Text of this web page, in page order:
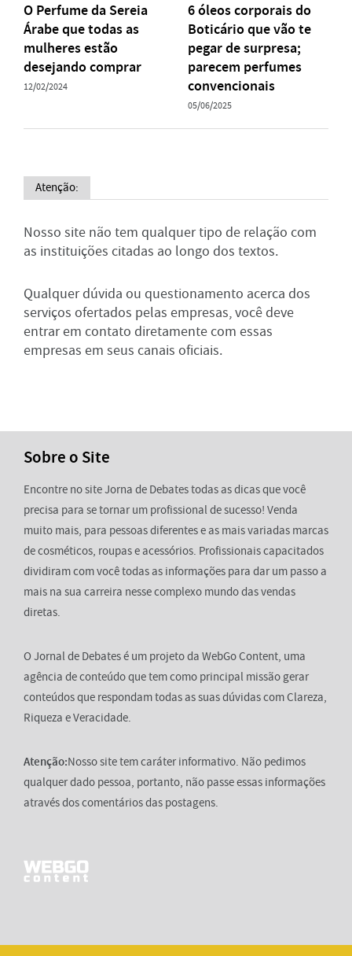
O Perfume da Sereia
Árabe que todas as
mulheres estão
desejando comprar
12/02/2024
6 óleos corporais do
Boticário que vão te
pegar de surpresa;
parecem perfumes
convencionais
05/06/2025
Atenção:
Nosso site não tem qualquer tipo de relação com
as instituições citadas ao longo dos textos.
Qualquer dúvida ou questionamento acerca dos
serviços ofertados pelas empresas, você deve
entrar em contato diretamente com essas
empresas em seus canais oficiais.
Sobre o Site
Encontre no site Jorna de Debates todas as dicas que você
precisa para se tornar um profissional de sucesso! Venda
muito mais, para pessoas diferentes e as mais variadas marcas
de cosméticos, roupas e acessórios. Profissionais capacitados
dividiram com você todas as informações para dar um passo a
mais na sua carreira nesse complexo mundo das vendas
diretas.
O Jornal de Debates é um projeto da WebGo Content, uma
agência de conteúdo que tem como principal missão gerar
conteúdos que respondam todas as suas dúvidas com Clareza,
Riqueza e Veracidade.
Atenção:Nosso site tem caráter informativo. Não pedimos
qualquer dado pessoa, portanto, não passe essas informações
através dos comentários das postagens.